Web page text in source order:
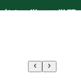
まで学べる学習